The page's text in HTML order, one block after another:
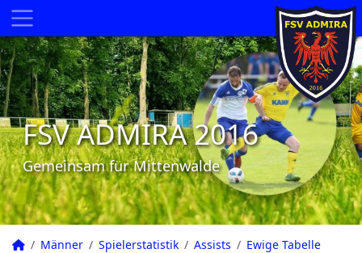
FSV ADMIRA 2016
Gemeinsam für Mittenwalde
Männer Spielerstatistik Assists
Ewige Tabelle